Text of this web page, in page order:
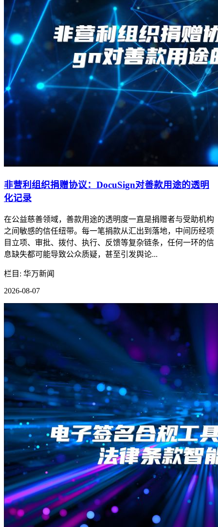
非营利组织捐赠协议：DocuSign对善款用途的透明
化记录
在公益慈善领域，善款用途的透明度一直是捐赠者与受助机构
之间敏感的信任纽带。每一笔捐款从汇出到落地，中间历经项
目立项、审批、拨付、执行、反馈等复杂链条，任何一环的信
息缺失都可能导致公众质疑，甚至引发舆论...
栏目: 华万新闻
2026-08-07